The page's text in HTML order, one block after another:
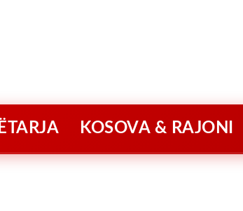
KOSOVA & RAJONI